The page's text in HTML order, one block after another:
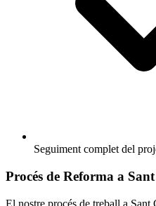
Seguiment complet del
Procés de Reforma a
El nostre procés de treball a